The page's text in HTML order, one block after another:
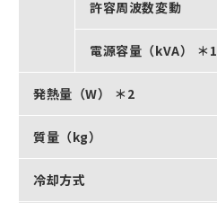
許容周波数変動
電源容量（kVA） ＊1
発熱量（W） ＊2
質量（kg）
冷却方式